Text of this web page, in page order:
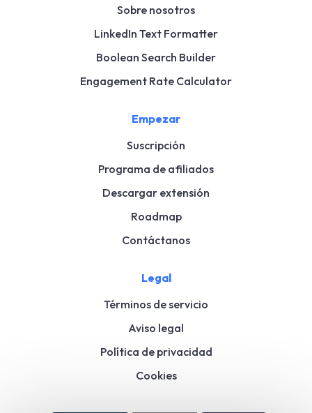
Sobre nosotros
LinkedIn Text Formatter
Boolean Search Builder
Engagement Rate Calculator
Empezar
Suscripción
Programa de afiliados
Descargar extensión
Roadmap
Contáctanos
Legal
Términos de servicio
Aviso legal
Política de privacidad
Cookies